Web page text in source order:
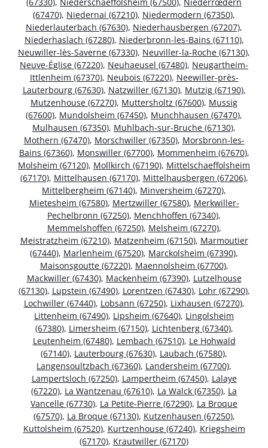
(67470), Niedernai (67210), Niedermodern (67350),
Niederlauterbach (67630), Niederhausbergen (67207),
Niederhaslach (67280), Niederbronn-les-Bains (67110),
Neuwiller-lès-Saverne (67330), Neuviller-la-Roche (67130),
Neuve-Église (67220), Neuhaeusel (67480), Neugartheim-
Ittlenheim (67370), Neubois (67220), Neewiller-près-
Lauterbourg (67630), Natzwiller (67130), Mutzig (67190),
Mutzenhouse (67270), Muttersholtz (67600), Mussig
(67600), Mundolsheim (67450), Munchhausen (67470),
Mulhausen (67350), Muhlbach-sur-Bruche (67130),
Mothern (67470), Morschwiller (67350), Morsbronn-les-
Bains (67360), Monswiller (67700), Mommenheim (67670),
Molsheim (67120), Mollkirch (67190), Mittelschaeffolsheim
(67170), Mittelhausen (67170), Mittelhausbergen (67206),
Mittelbergheim (67140), Minversheim (67270),
Mietesheim (67580), Mertzwiller (67580), Merkwiller-
Pechelbronn (67250), Menchhoffen (67340),
Memmelshoffen (67250), Melsheim (67270),
Meistratzheim (67210), Matzenheim (67150), Marmoutier
(67440), Marlenheim (67520), Marckolsheim (67390),
Maisonsgoutte (67220), Maennolsheim (67700),
Mackwiller (67430), Mackenheim (67390), Lutzelhouse
(67130), Lupstein (67490), Lorentzen (67430), Lohr (67290),
Lochwiller (67440), Lobsann (67250), Lixhausen (67270),
Littenheim (67490), Lipsheim (67640), Lingolsheim
(67380), Limersheim (67150), Lichtenberg (67340),
Leutenheim (67480), Lembach (67510), Le Hohwald
(67140), Lauterbourg (67630), Laubach (67580),
Langensoultzbach (67360), Landersheim (67700),
Lampertsloch (67250), Lampertheim (67450), Lalaye
(67220), La Wantzenau (67610), La Walck (67350), La
Vancelle (67730), La Petite-Pierre (67290), La Broque
(67570), La Broque (67130), Kutzenhausen (67250),
Kuttolsheim (67520), Kurtzenhouse (67240), Kriegsheim
(67170), Krautwiller (67170)